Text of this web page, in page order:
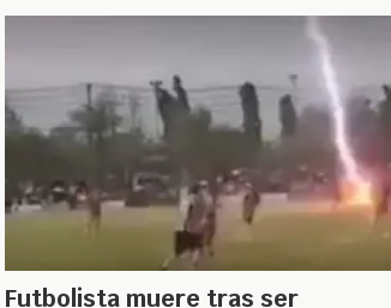
Futbolista muere tras ser